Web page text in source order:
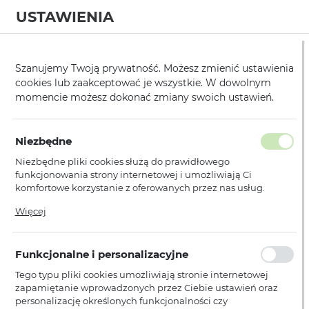
Strona główna / Producent / Vennus / Futerały / Inne
KATEGORIE SORTUJ
Inne
PŁATNOŚCI I DOSTAWA
USTAWIENIA
Szanujemy Twoją prywatność. Możesz zmienić ustawienia
cookies lub zaakceptować je wszystkie. W dowolnym
momencie możesz dokonać zmiany swoich ustawień.
Niezbędne
Niezbędne pliki cookies służą do prawidłowego
funkcjonowania strony internetowej i umożliwiają Ci
komfortowe korzystanie z oferowanych przez nas usług.
działania w celu m.in. dostosowania Twoich ustawień
preferencji prywatności, logowania czy wypełniania
formularzy. Dzięki plikom cookies strona, z której korzystasz,
może działać bez zakłóceń.
Więcej
Funkcjonalne i personalizacyjne
Tego typu pliki cookies umożliwiają stronie internetowej
zapamiętanie wprowadzonych przez Ciebie ustawień oraz
personalizację określonych funkcjonalności czy